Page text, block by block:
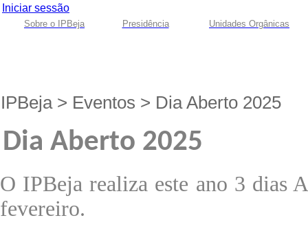
Iniciar sessão
Sobre o IPBeja Presidência Unidades Orgânicas
IPBeja> Eventos > Dia Aberto 2025
Dia Aberto 2025
O IPBeja realiza este ano 3 dias
fevereiro.